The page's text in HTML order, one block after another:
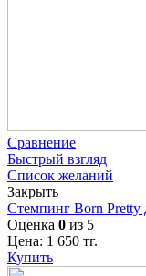
Сравнение
Быстрый взгляд
Список желаний
Закрыть
Стемпинг Born Pretty
Оценка 0 из 5
Цена: 1 650 тг.
Купить